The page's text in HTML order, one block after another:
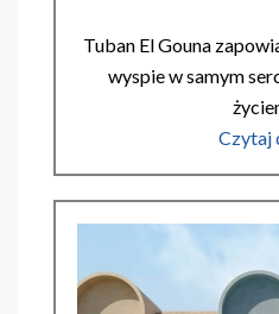
Tuban El Gouna
wyspie w samym
Czytaj